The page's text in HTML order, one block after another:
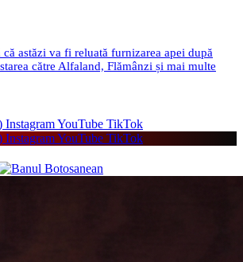
astăzi va fi reluată furnizarea apei după
către Alfaland, Flămânzi și mai multe
InstagramYouTube TikTok
InstagramYouTube TikTok